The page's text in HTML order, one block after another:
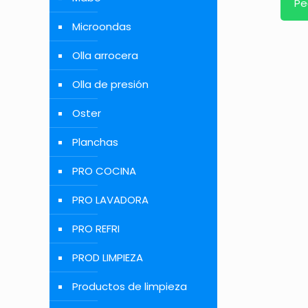
Microondas
Olla arrocera
Olla de presión
Oster
Planchas
PRO COCINA
PRO LAVADORA
PRO REFRI
PROD LIMPIEZA
Productos de limpieza